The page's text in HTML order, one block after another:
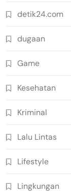
detik24.com
dugaan
Game
Kesehatan
Kriminal
Lalu Lintas
Lifestyle
Lingkungan